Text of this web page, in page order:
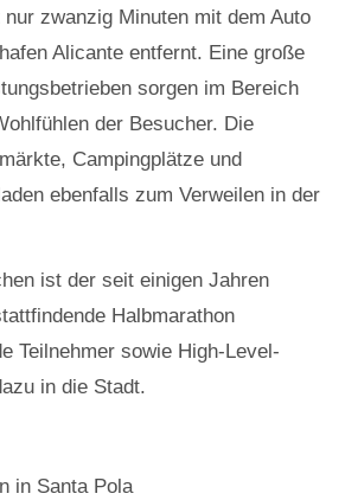
zwanzig Minuten mit dem Auto
Alicante entfernt. Eine große
sorgen im Bereich
der Besucher. Die
Campingplätze und
ebenfalls zum Verweilen in der
ist der seit einigen Jahren
Halbmarathon
Teilnehmer sowie High-Level-
in die Stadt.
in Santa Pola